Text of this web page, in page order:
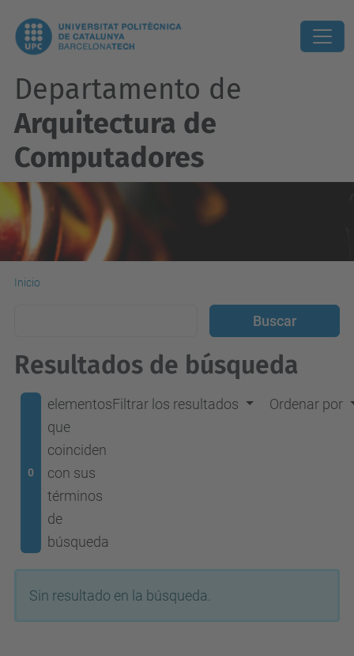
Departamento de
Arquitectura de
Computadores
Inicio
Resultados de búsqueda
0
elementos
que
coinciden
con sus
términos
de
búsqueda
Filtrar los resultados Ordenar por
Sin resultado en la búsqueda.